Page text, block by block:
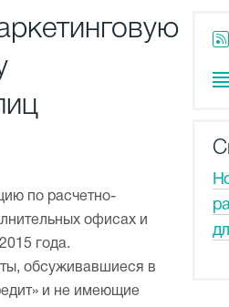
по расчетно-
офисах и
года.
обсуживавшиеся в
и не имеющие